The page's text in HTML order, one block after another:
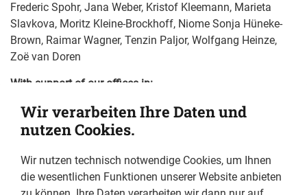
Frederic Spohr, Jana Weber, Kristof Kleemann, Marieta
Slavkova, Moritz Kleine-Brockhoff, Niome Sonja Hüneke-
Brown, Raimar Wagner, Tenzin Paljor, Wolfgang Heinze,
Zoë van Doren
With support of our offices in:
Beirut, Libanon
Bucharest, Romania
Islamabad, Pakistan
Istanbul, Turkey
Wir verarbeiten Ihre Daten und
nutzen Cookies.
Wir nutzen technisch notwendige Cookies, um Ihnen
die wesentlichen Funktionen unserer Website anbieten